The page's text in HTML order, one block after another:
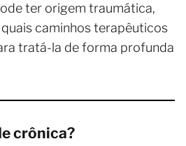
ter origem traumática,
caminhos terapêuticos
tratá-la de forma profunda
crônica?